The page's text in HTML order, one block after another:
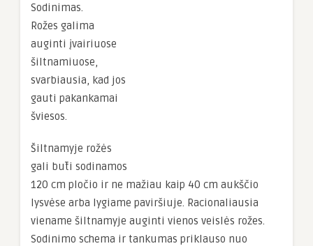
Sodinimas.
Rožes galima
auginti įvairiuose
šiltnamiuose,
svarbiausia, kad jos
gauti pakankamai
šviesos.
Šiltnamyje rožės
gali būti sodinamos
120 cm pločio ir ne mažiau kaip 40 cm aukščio
lysvėse arba lygiame paviršiuje. Racionaliausia
viename šiltnamyje auginti vienos veislės rožes.
Sodinimo schema ir tankumas priklauso nuo